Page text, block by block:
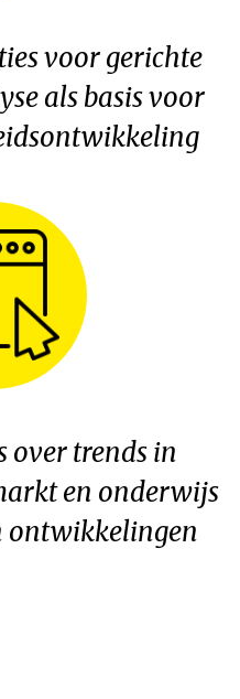
voor gerichte
als basis voor
over trends in
en onderwijs
ontwikkelingen